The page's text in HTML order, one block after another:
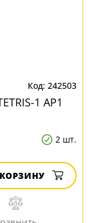
242503
1 AP1
2 шт.